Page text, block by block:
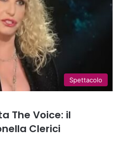
Spettacolo
The Voice: il
Clerici